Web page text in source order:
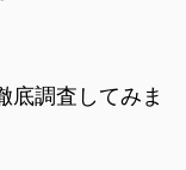
底調査してみま